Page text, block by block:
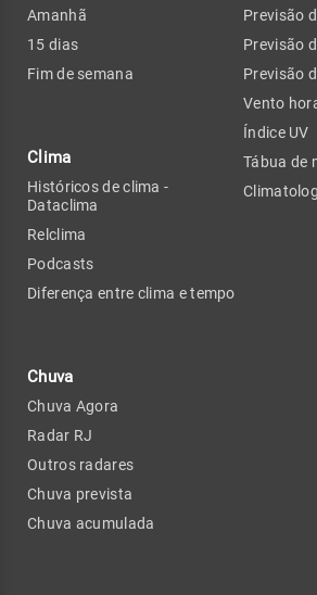
Amanhã
15 dias
Fim de semana
Clima
Históricos de clima -
Dataclima
Relclima
Podcasts
Diferença entre clima e tempo
Chuva
Chuva Agora
Radar RJ
Outros radares
Chuva prevista
Chuva acumulada
Previsão
Previsão
Previsão
Vento
Índice UV
Tábua de